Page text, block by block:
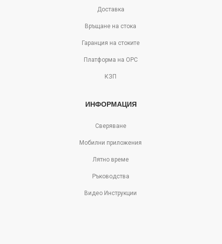
Доставка
Връщане на стока
Гаранция на стоките
Платформа на ОРС
КЗП
ИНФОРМАЦИЯ
Сверяване
Мобилни приложения
Лятно време
Ръководства
Видео Инструкции